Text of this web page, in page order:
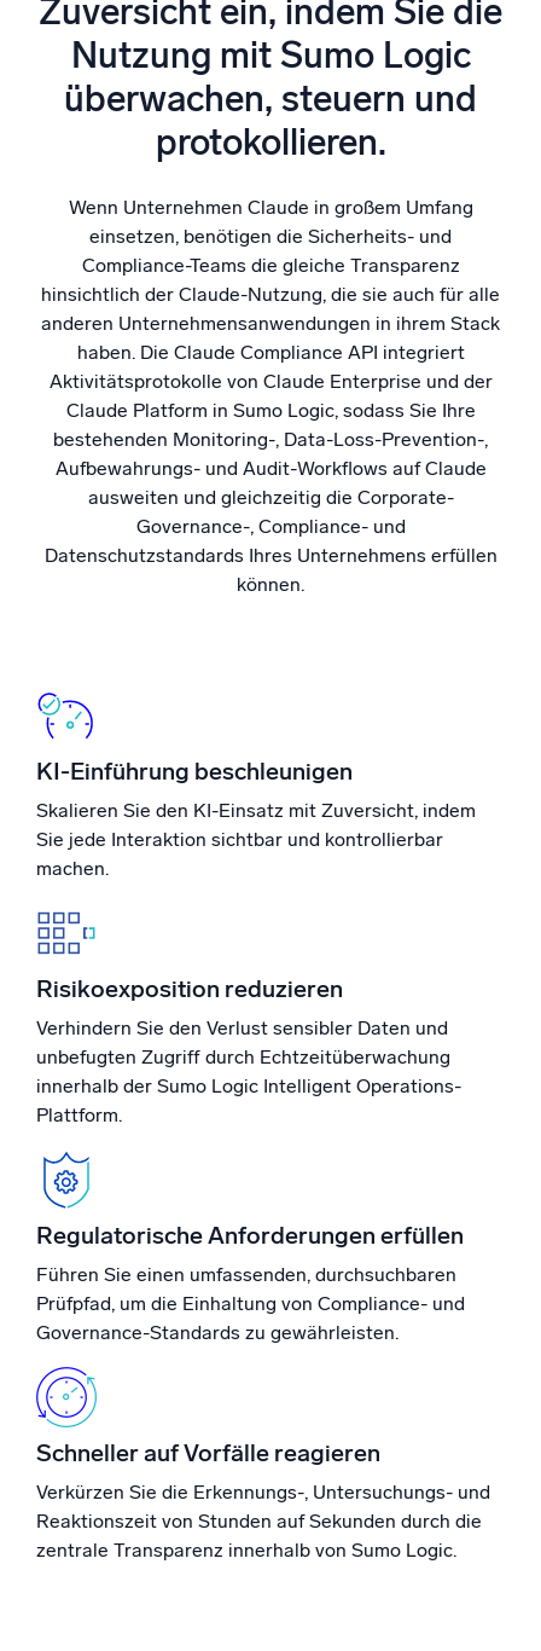
Unterstützt durch KI/ML
Proprietäre Algorithmen, maschinelles Lernen und generative KI
Intelligente Sicherheitsoperationen
reagieren
Protokolle für Sicherheit
Cloud-Sicherheit durch umfassende Protokolleinsicht
freischalten
Protokollanalyse
Erkennen und beheben mit umfassender Transparenz
Leistungsstarke Integrationen
Zuversicht ein, indem Sie die
Nutzung mit Sumo Logic
überwachen, steuern und
protokollieren.
Wenn Unternehmen Claude in großem Umfang
einsetzen, benötigen die Sicherheits- und
Compliance-Teams die gleiche Transparenz
hinsichtlich der Claude-Nutzung, die sie auch für alle
anderen Unternehmensanwendungen in ihrem Stack
haben. Die Claude Compliance API integriert
Aktivitätsprotokolle von Claude Enterprise und der
Claude Platform in Sumo Logic, sodass Sie Ihre
bestehenden Monitoring-, Data-Loss-Prevention-,
Aufbewahrungs- und Audit-Workflows auf Claude
ausweiten und gleichzeitig die Corporate-
Governance-, Compliance- und
Datenschutzstandards Ihres Unternehmens erfüllen
können.
KI-Einführung beschleunigen
Skalieren Sie den KI-Einsatz mit Zuversicht, indem
Sie jede Interaktion sichtbar und kontrollierbar
machen.
Risikoexposition reduzieren
Verhindern Sie den Verlust sensibler Daten und
unbefugten Zugriff durch Echtzeitüberwachung
innerhalb der Sumo Logic Intelligent Operations-
Plattform.
Regulatorische Anforderungen erfüllen
Führen Sie einen umfassenden, durchsuchbaren
Prüfpfad, um die Einhaltung von Compliance- und
Governance-Standards zu gewährleisten.
Schneller auf Vorfälle reagieren
Verkürzen Sie die Erkennungs-, Untersuchungs- und
Reaktionszeit von Stunden auf Sekunden durch die
zentrale Transparenz innerhalb von Sumo Logic.